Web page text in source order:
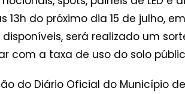
do próximo dia 15 de julho,
será realizado um
com a taxa de uso do solo
do Diário Oficial do Município